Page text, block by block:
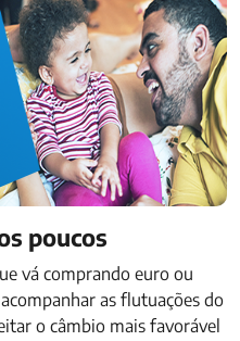
poucos
vá comprando euro ou
as flutuações do
o câmbio mais favorável